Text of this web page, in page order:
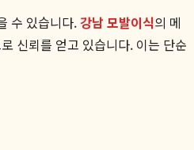
수 있습니다.강남 모발이식의 메
신뢰를 얻고 있습니다. 이는 단순